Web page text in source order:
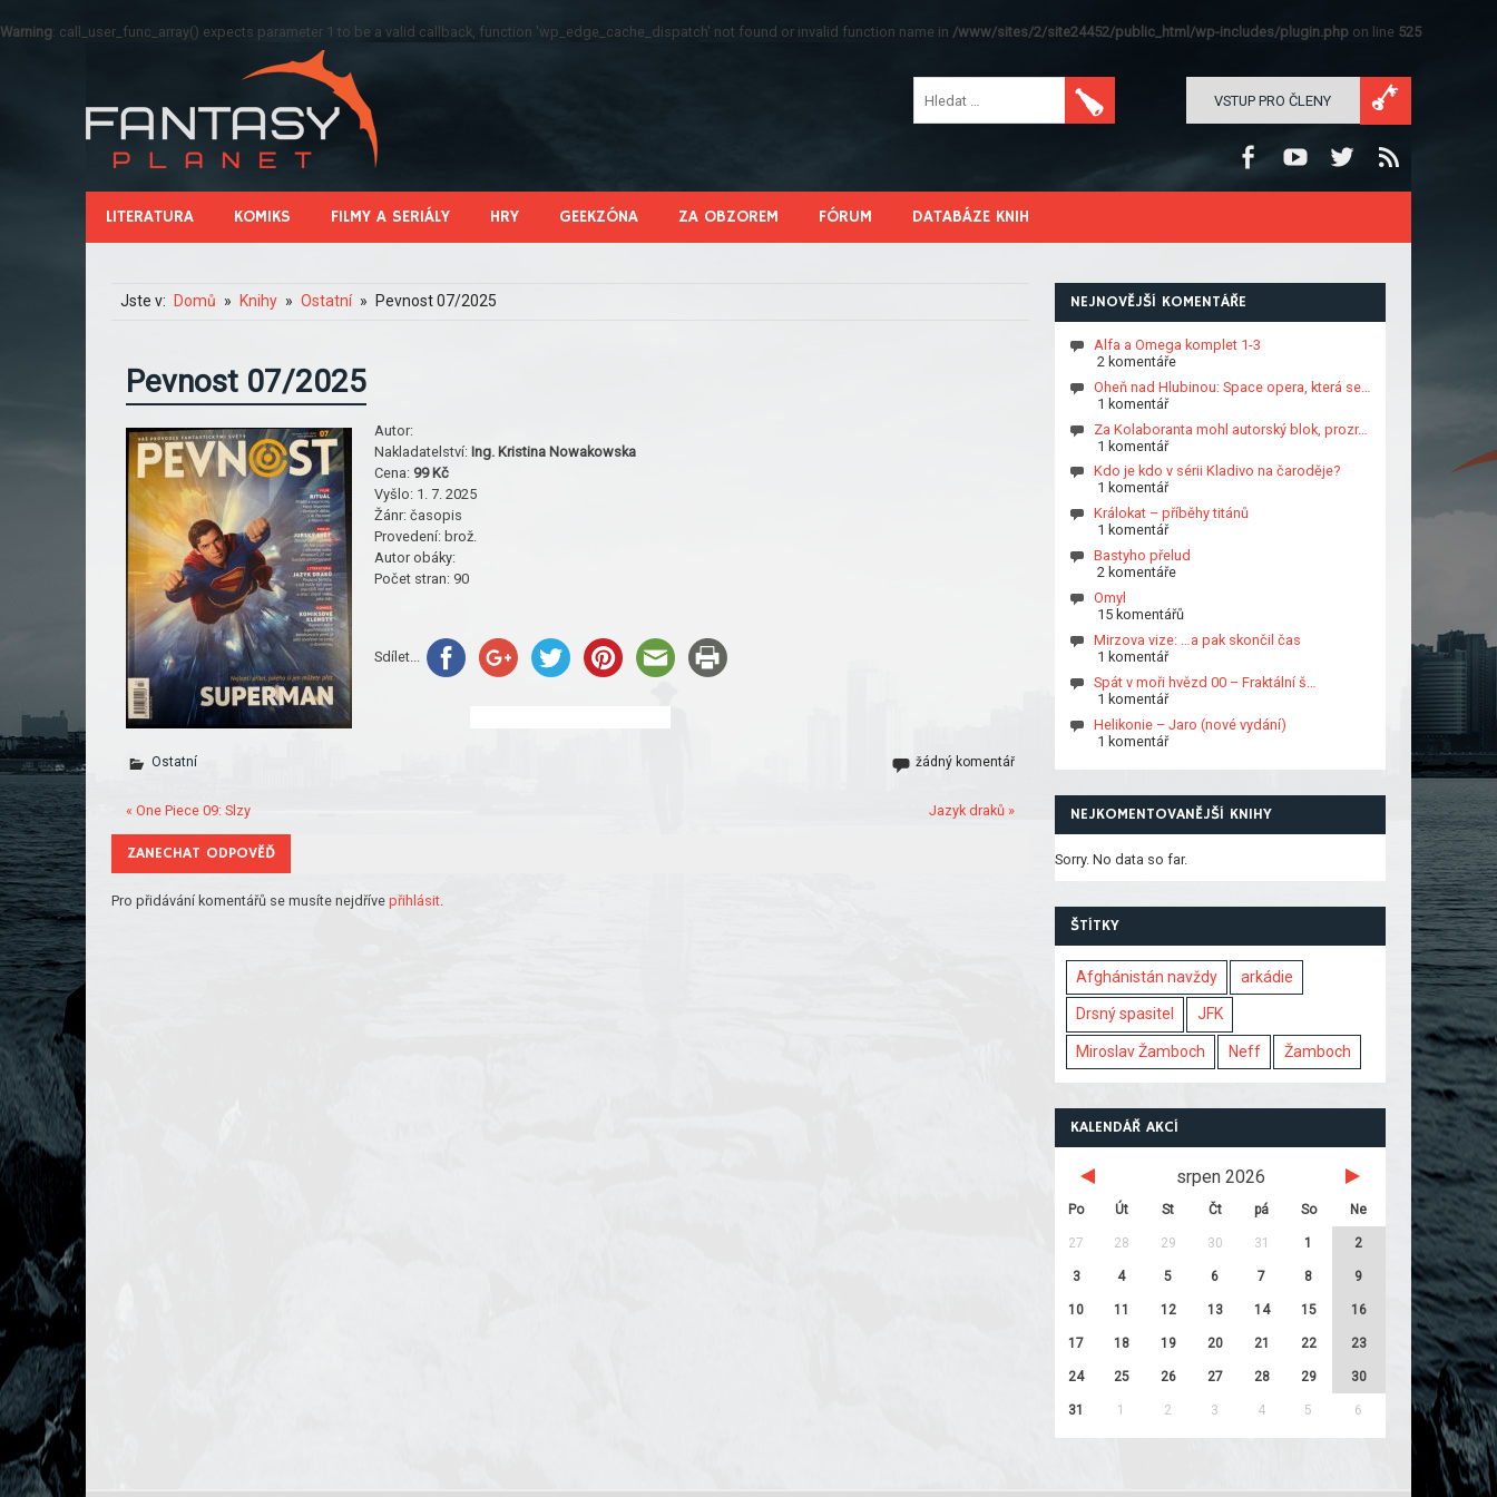
Warning: call_user_func_array() expects parameter 1 to be a valid callback, function 'wp_edge_cache_dispatch' not found or invalid function name in /www/sites/2/site24452/public_html/wp-includes/plugin.php on line 525
VSTUP PRO ČLENY
LITERATURA KOMIKS FILMY A SERIÁLY HRY GEEKZÓNA ZA OBZOREM FÓRUM DATABÁZE KNIH
Jste v: Domů Knihy Ostatní Pevnost 07/2025
Pevnost 07/2025
Autor:
Nakladatelství: Ing. Kristina Nowakowska
Cena: 99 Kč
Vyšlo: 1. 7. 2025
Žánr: časopis
Provedení: brož.
Autor obáky:
Počet stran: 90
Sdílet...
Ostatní žádný komentář
« One Piece 09: Slzy Jazyk draků »
ZANECHAT ODPOVĚĎ
Pro přidávání komentářů se musíte nejdřívepřihlásit.
NEJNOVĚJŠÍ KOMENTÁŘE
Alfa a Omega komplet 1-3
2 komentáře
Oheň nad Hlubinou: Space opera, která se…
1 komentář
Za Kolaboranta mohl autorský blok, prozr…
1 komentář
Kdo je kdo v sérii Kladivo na čaroděje?
1 komentář
Králokat – příběhy titánů
1 komentář
Bastyho přelud
2 komentáře
Omyl
15 komentářů
Mirzova vize: …a pak skončil čas
1 komentář
Spát v moři hvězd 00 – Fraktální š…
1 komentář
Helikonie – Jaro (nové vydání)
1 komentář
NEJKOMENTOVANĚJŠÍ KNIHY
Sorry. No data so far.
ŠTÍTKY
Afghánistán navždy arkádie
Drsný spasitel JFK
Miroslav Žamboch Neff Žamboch
KALENDÁŘ AKCÍ
srpen 2026
Po Út St Čt pá So Ne
27 28 29 30 31 1 2
3 4 5 6 7 8 9
10 11 12 13 14 15 16
17 18 19 20 21 22 23
24 25 26 27 28 29 30
31 1 2 3 4 5 6